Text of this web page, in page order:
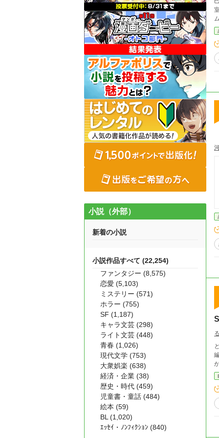
小説（外部）
新着の小説
小説作品すべて (22,254)
ファンタジー (8,575)
恋愛 (5,103)
ミステリー (571)
ホラー (755)
SF (1,187)
キャラ文芸 (298)
ライト文芸 (448)
青春 (1,026)
現代文学 (753)
大衆娯楽 (638)
経済・企業 (38)
歴史・時代 (459)
児童書・童話 (484)
絵本 (59)
BL (1,020)
ｴｯｾｲ・ﾉﾝﾌｨｸｼｮﾝ (840)